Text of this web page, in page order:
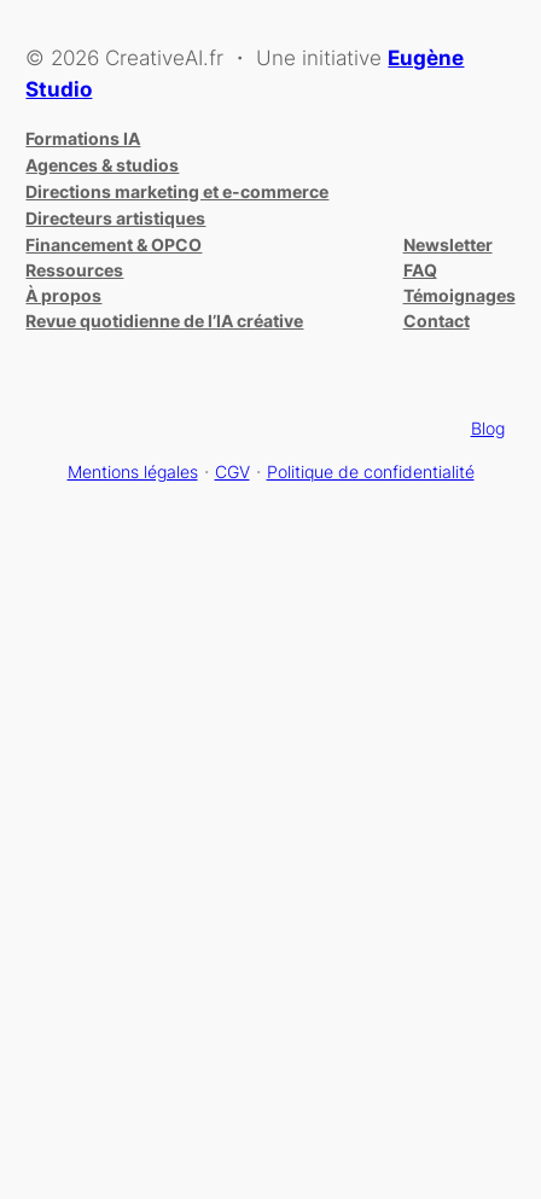
© 2026 CreativeAI.fr ・ Une initiative Eugène
Studio
Formations IA
Agences & studios
Directions marketing et e-commerce
Directeurs artistiques
Financement & OPCO
Ressources
À propos
Revue quotidienne de l’IA créative
Newsletter
FAQ
Témoignages
Contact
Blog
Mentions légales・ CGV・ Politique de confidentialité